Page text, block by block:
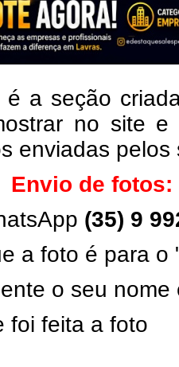
é a seção
no site e
enviadas pelos
Envio de fotos:
(35) 9
a foto é para o
o seu nome
foi feita a foto